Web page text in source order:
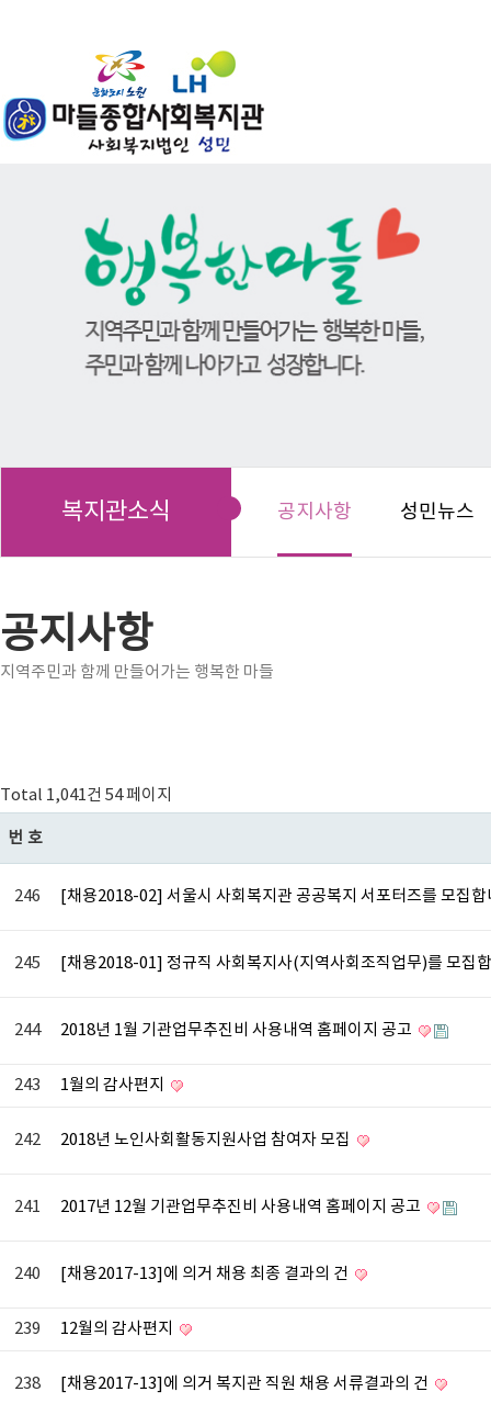
복지관소식 공지사항 성민뉴스
공지사항
지역주민과 함께 만들어가는 행복한 마들
Total 1,041건 54 페이지
번호
246 [채용2018-02] 서울시 사회복지관 공공복지 서포터즈를 모집
245 [채용2018-01] 정규직 사회복지사(지역사회조직업무)를 모집
244 2018년 1월 기관업무추진비 사용내역 홈페이지 공고
243 1월의 감사편지
242 2018년 노인사회활동지원사업 참여자 모집
241 2017년 12월 기관업무추진비 사용내역 홈페이지 공고
240 [채용2017-13]에 의거 채용 최종 결과의 건
239 12월의 감사편지
238 [채용2017-13]에 의거 복지관 직원 채용 서류결과의 건